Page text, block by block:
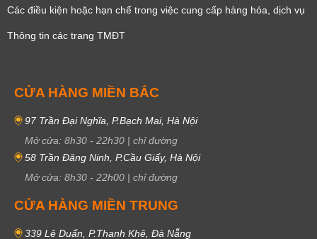
Các điều kiện hoặc hạn chế trong việc cung cấp hàng hóa, dịch vụ
Thông tin các trang TMĐT
CỬA HÀNG MIỀN BẮC
97 Trần Đại Nghĩa, P.Bạch Mai, Hà Nội
Mở cửa: 8h30 - 22h30 | chỉ đường
58 Trần Đăng Ninh, P.Cầu Giấy, Hà Nội
Mở cửa: 8h30 - 22h00 | chỉ đường
CỬA HÀNG MIỀN TRUNG
339 Lê Duẩn, P.Thanh Khê, Đà Nẵng